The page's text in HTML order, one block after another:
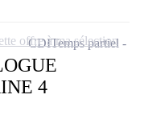
4
CDITemps partiel
offre à ma sélection